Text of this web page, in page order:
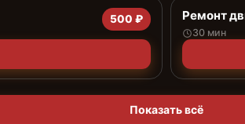
500 ₽ Ремонт
30 мин
Показать всё